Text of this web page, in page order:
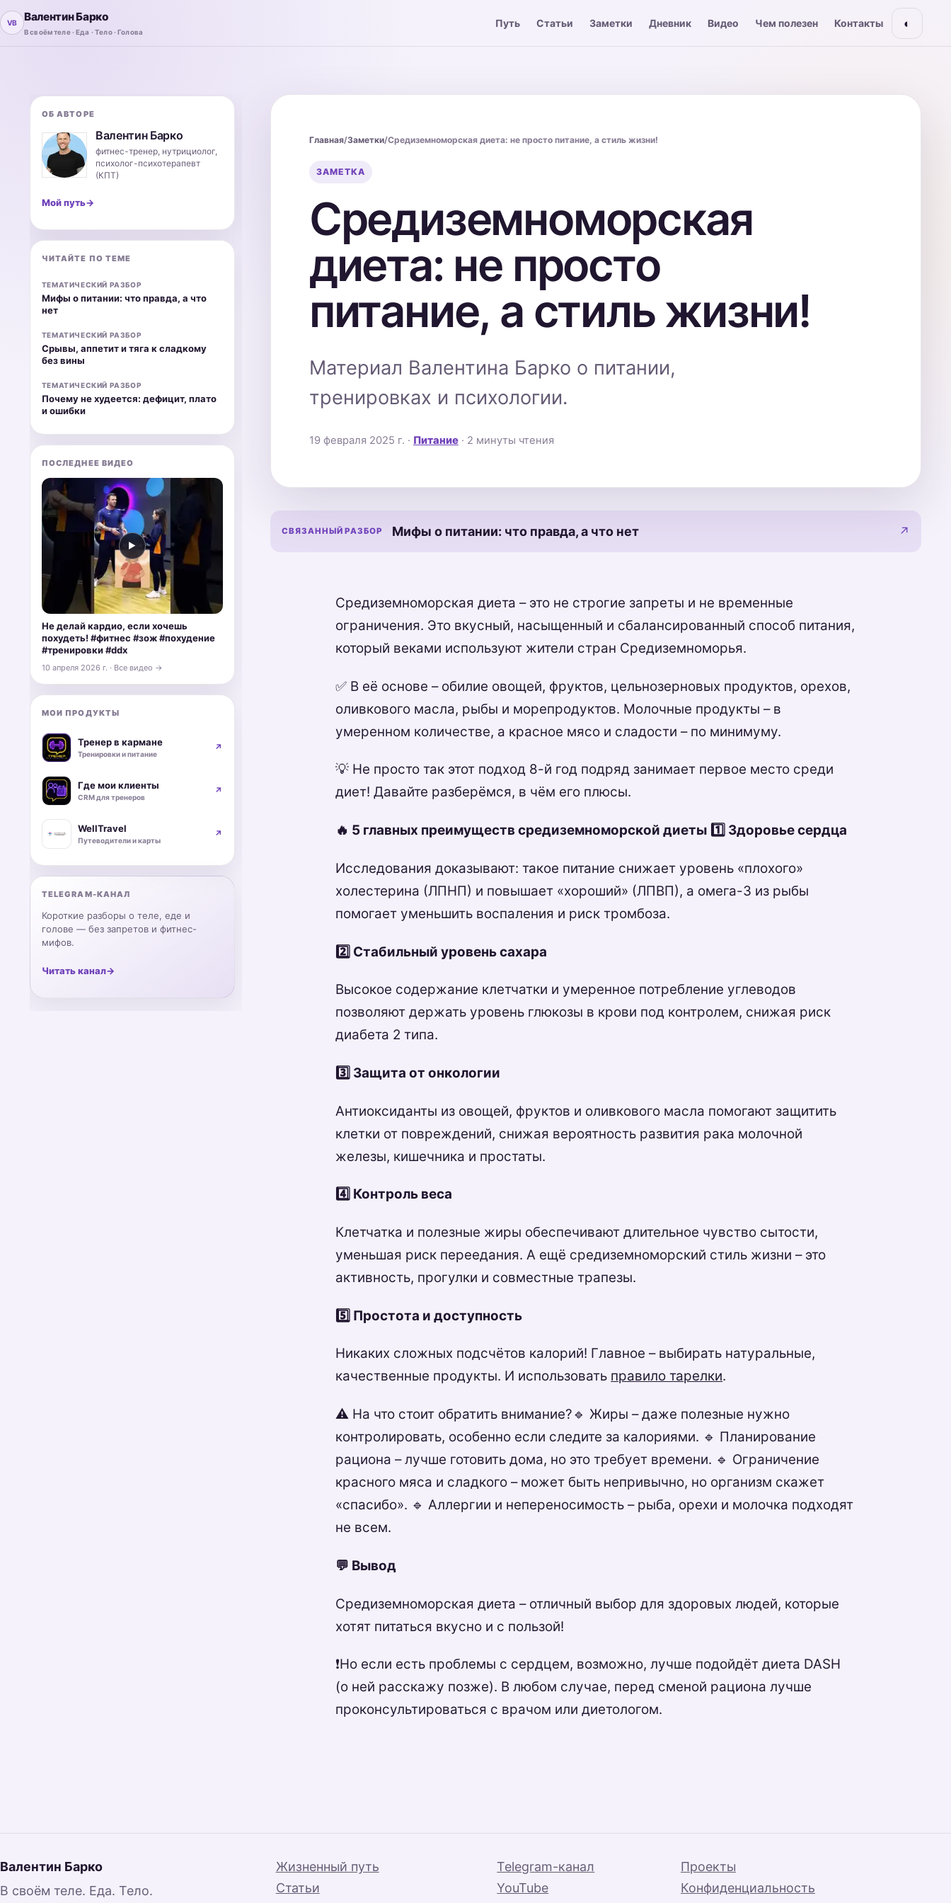
Валентин Барко
В своём теле · Еда · Тело · Голова
Путь Статьи Заметки Дневник Видео Чем полезен Контакты ◐
Главная/Заметки/Средиземноморская диета: не просто питание, а стиль жизни!
ЗАМЕТКА
Средиземноморская
диета: не просто
питание, а стиль жизни!
Материал Валентина Барко о питании,
тренировках и психологии.
19 февраля 2025 г. · Питание· 2 минуты чтения
СВЯЗАННЫЙ РАЗБОР Мифы о питании: что правда, а что нет ↗
Средиземноморская диета – это не строгие запреты и не временные
ограничения. Это вкусный, насыщенный и сбалансированный способ питания,
который веками используют жители стран Средиземноморья.
✅ В её основе – обилие овощей, фруктов, цельнозерновых продуктов, орехов,
оливкового масла, рыбы и морепродуктов. Молочные продукты – в
умеренном количестве, а красное мясо и сладости – по минимуму.
💡 Не просто так этот подход 8-й год подряд занимает первое место среди
диет! Давайте разберёмся, в чём его плюсы.
🔥 5 главных преимуществ средиземноморской диеты 1️⃣ Здоровье сердца
Исследования доказывают: такое питание снижает уровень «плохого»
холестерина (ЛПНП) и повышает «хороший» (ЛПВП), а омега-3 из рыбы
помогает уменьшить воспаления и риск тромбоза.
2️⃣ Стабильный уровень сахара
Высокое содержание клетчатки и умеренное потребление углеводов
позволяют держать уровень глюкозы в крови под контролем, снижая риск
диабета 2 типа.
3️⃣ Защита от онкологии
Антиоксиданты из овощей, фруктов и оливкового масла помогают защитить
клетки от повреждений, снижая вероятность развития рака молочной
железы, кишечника и простаты.
4️⃣ Контроль веса
Клетчатка и полезные жиры обеспечивают длительное чувство сытости,
уменьшая риск переедания. А ещё средиземноморский стиль жизни – это
активность, прогулки и совместные трапезы.
5️⃣ Простота и доступность
Никаких сложных подсчётов калорий! Главное – выбирать натуральные,
качественные продукты. И использовать правило тарелки.
⚠️ На что стоит обратить внимание?🔹 Жиры – даже полезные нужно
контролировать, особенно если следите за калориями. 🔹 Планирование
рациона – лучше готовить дома, но это требует времени. 🔹 Ограничение
красного мяса и сладкого – может быть непривычно, но организм скажет
«спасибо». 🔹 Аллергии и непереносимость – рыба, орехи и молочка подходят
не всем.
💬 Вывод
Средиземноморская диета – отличный выбор для здоровых людей, которые
хотят питаться вкусно и с пользой!
❗️Но если есть проблемы с сердцем, возможно, лучше подойдёт диета DASH
(о ней расскажу позже). В любом случае, перед сменой рациона лучше
проконсультироваться с врачом или диетологом.
ОБ АВТОРЕ
Валентин Барко
фитнес-тренер, нутрициолог,
психолог-психотерапевт
(КПТ)
Мой путь→
ЧИТАЙТЕ ПО ТЕМЕ
ТЕМАТИЧЕСКИЙ РАЗБОР
Мифы о питании: что правда, а что
нет
ТЕМАТИЧЕСКИЙ РАЗБОР
Срывы, аппетит и тяга к сладкому
без вины
ТЕМАТИЧЕСКИЙ РАЗБОР
Почему не худеется: дефицит, плато
и ошибки
ПОСЛЕДНЕЕ ВИДЕО
▶
Не делай кардио, если хочешь
похудеть! #фитнес #зож #похудение
#тренировки #ddx
10 апреля 2026 г. · Все видео →
МОИ ПРОДУКТЫ
Тренер в кармане
Тренировки и питание
↗
Где мои клиенты
CRM для тренеров
↗
WellTravel
Путеводители и карты
↗
TELEGRAM-КАНАЛ
Короткие разборы о теле, еде и
голове — без запретов и фитнес-
мифов.
Читать канал→
Валентин Барко
В своём теле. Еда. Тело.
Жизненный путь
Статьи
Telegram-канал
YouTube
Проекты
Конфиденциальность